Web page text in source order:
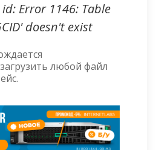
Error 1146: Table
doesn't exist
любой файл